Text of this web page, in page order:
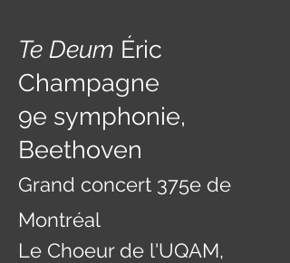
Te Deum Éric
Champagne
9e symphonie,
Beethoven
Grand concert 375e de
Montréal
Le Choeur de l'UQAM,